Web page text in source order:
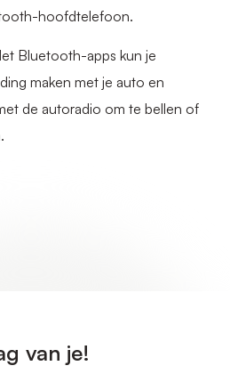
hoofdtelefoon.
Bluetooth-apps kun je
maken met je auto en
de autoradio om te bellen of
van je!